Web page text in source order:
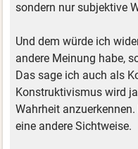
sondern nur subjektive
Und dem würde ich
andere Meinung habe,
Das sage ich auch als
Konstruktivismus wird
Wahrheit
eine andere Sichtweise.